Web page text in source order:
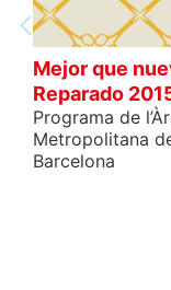
Mejor que
Reparado
Programa de
Metropolitana
Barcelona